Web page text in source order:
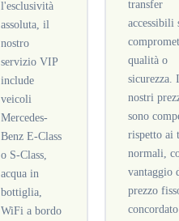
l'esclusività
assoluta, il
nostro
servizio VIP
include
veicoli
Mercedes-
Benz E-Class
o S-Class,
acqua in
bottiglia,
WiFi a bordo
transfer
accessibili
qualità o
sicurezza.
nostri
sono
rispetto ai
normali,
vantaggio
prezzo
concordato